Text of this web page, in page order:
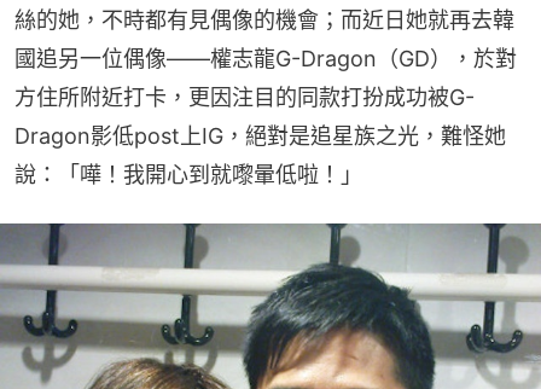
絲的她，不時都有見偶像的機會；而近日她就再去韓
國追另一位偶像——權志龍G-Dragon（GD），於對
方住所附近打卡，更因注目的同款打扮成功被G-
Dragon影低post上IG，絕對是追星族之光，難怪她
說：「嘩！我開心到就嚟暈低啦！」